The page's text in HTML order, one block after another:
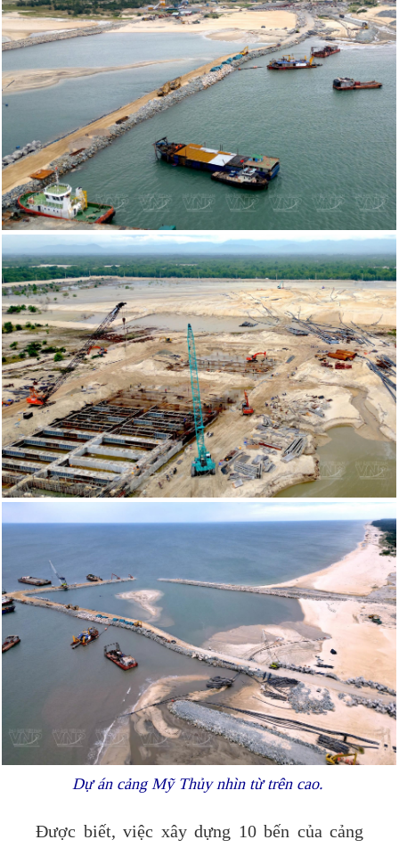
Dự án cảng Mỹ Thủy nhìn từ trên cao.
Được biết, việc xây dựng 10 bến của cảng